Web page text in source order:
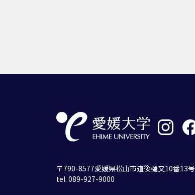
〒790-8577愛媛県松山市道後樋又10番13号
tel. 089-927-9000